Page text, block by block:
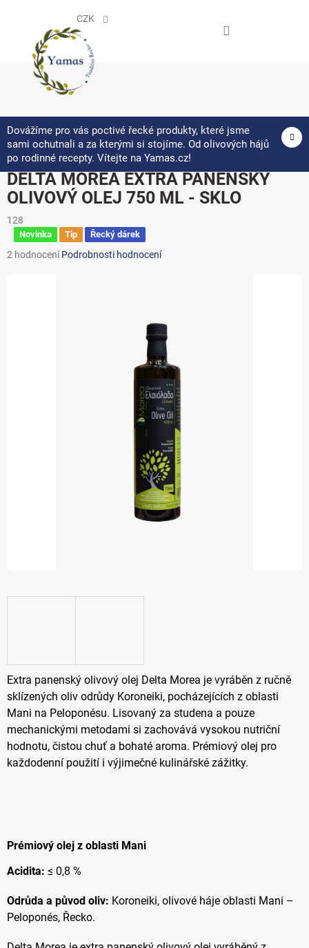
CZK
Dovážíme pro vás poctivé řecké produkty, které jsme
sami ochutnali a za kterými si stojíme. Od olivových hájů
po rodinné recepty. Vítejte na Yamas.cz!
DELTA MOREA EXTRA PANENSKÝ
OLIVOVÝ OLEJ 750 ML - SKLO
128
Novinka Tip Řecký dárek
Průměrné
2 hodnocení Podrobnosti hodnocení
Extra panenský olivový olej Delta Morea je vyráběn z ručně
sklízených oliv odrůdy Koroneiki, pocházejících z oblasti
Mani na Peloponésu. Lisovaný za studena a pouze
mechanickými metodami si zachovává vysokou nutriční
hodnotu, čistou chuť a bohaté aroma. Prémiový olej pro
každodenní použití i výjimečné kulinářské zážitky.
Prémiový olej z oblasti Mani
Acidita: ≤ 0,8 %
Odrůda a původ oliv: Koroneiki, olivové háje oblasti Mani –
Peloponés, Řecko.